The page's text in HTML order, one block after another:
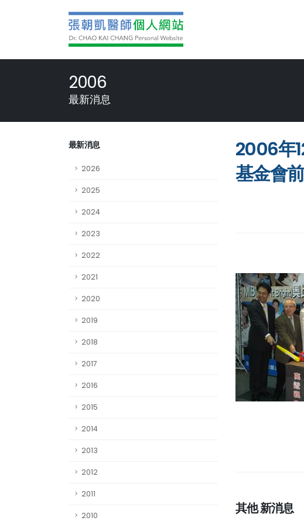
2006
最新消息
最新消息
2026
2025
2024
2023
2022
2021
2020
2019
2018
2017
2016
2015
2014
2013
2012
2011
2010
2006年
基金會
其他新消息